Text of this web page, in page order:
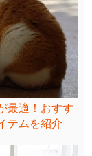
最適！おすす
テムを紹介